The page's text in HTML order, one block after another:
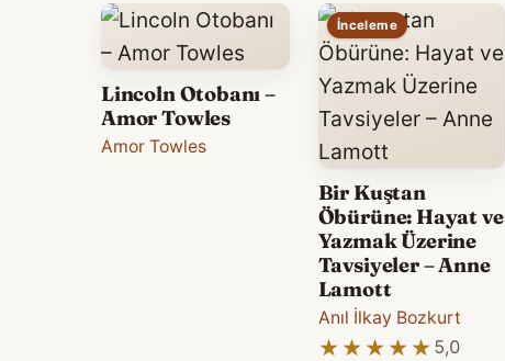
Lincoln Otobanı –
Amor Towles
Amor Towles
İnceleme
Bir Kuştan
Öbürüne: Hayat ve
Yazmak Üzerine
Tavsiyeler – Anne
Lamott
Anıl İlkay Bozkurt
★★★★★
★★★★★ 5,0